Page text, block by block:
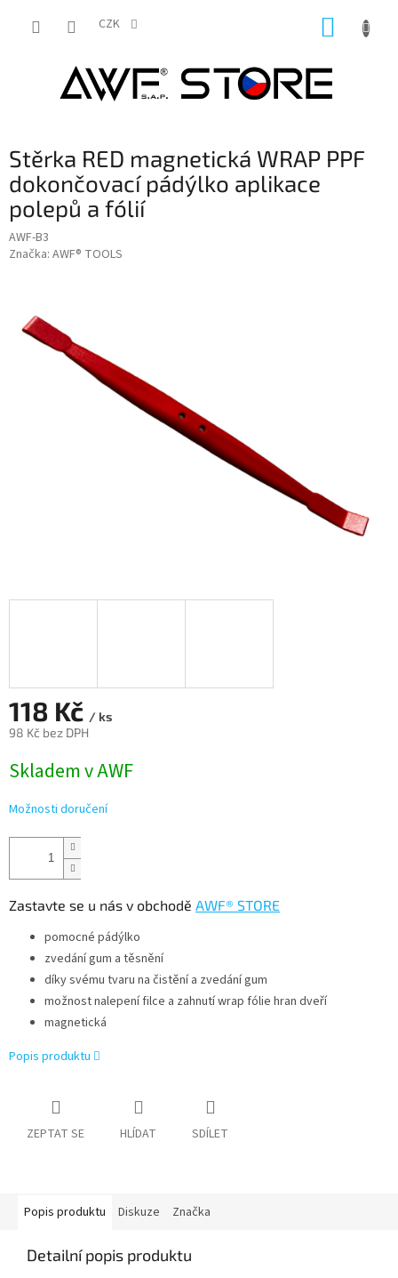
CZK
Stěrka RED magnetická WRAP PPF
dokončovací pádýlko aplikace
polepů a fólií
AWF-B3
Značka: AWF® TOOLS
118 Kč / ks
98 Kč bez DPH
cena:
Skladem v AWF
Možnosti doručení
Zastavte se u nás v obchodě AWF® STORE
pomocné pádýlko
zvedání gum a těsnění
díky svému tvaru na čistění a zvedání gum
možnost nalepení filce a zahnutí wrap fólie hran dveří
magnetická
Popis produktu
ZEPTAT SE HLÍDAT SDÍLET
Popis produktu Diskuze Značka
Detailní popis produktu